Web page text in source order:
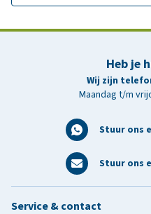
Heb je
Wij zijn
Maandag t/m
Stuur ons
Stuur ons
Service & contact